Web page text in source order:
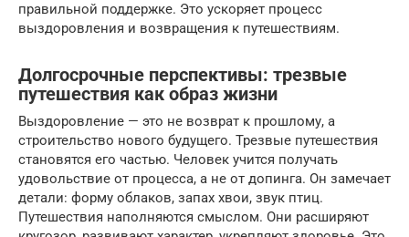
правильной поддержке. Это ускоряет процесс
выздоровления и возвращения к путешествиям.
Долгосрочные перспективы: трезвые
путешествия как образ жизни
Выздоровление — это не возврат к прошлому, а
строительство нового будущего. Трезвые путешествия
становятся его частью. Человек учится получать
удовольствие от процесса, а не от допинга. Он замечает
детали: форму облаков, запах хвои, звук птиц.
Путешествия наполняются смыслом. Они расширяют